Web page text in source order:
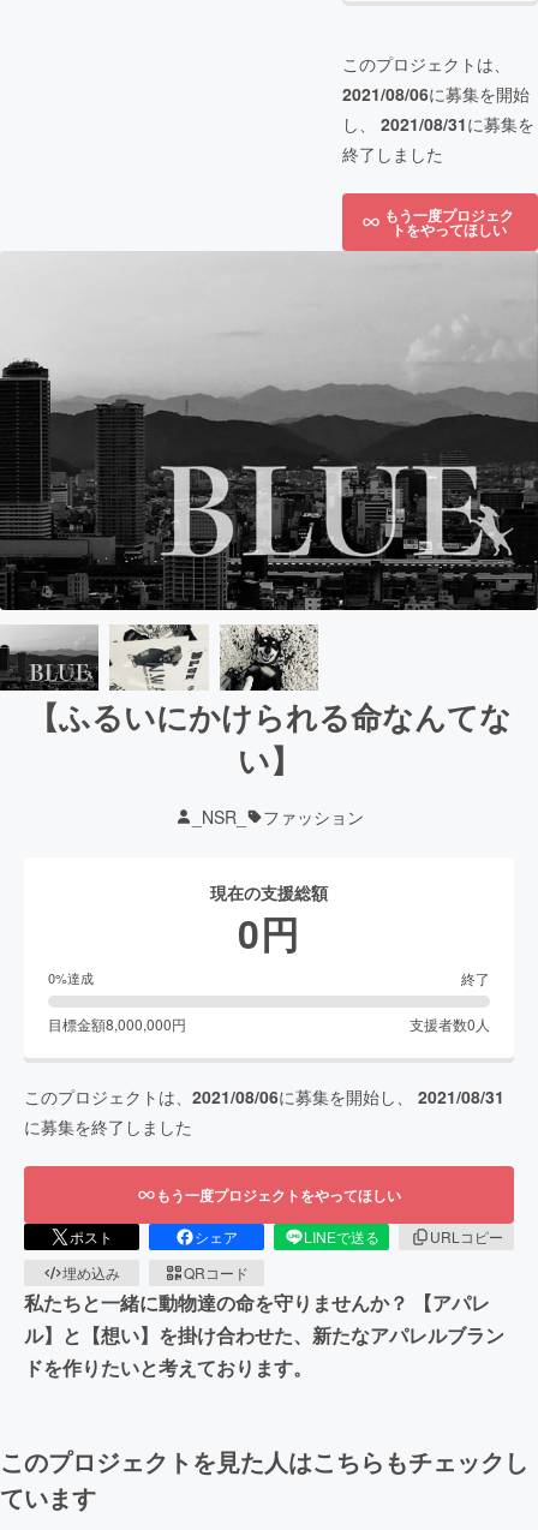
このプロジェクトは、
2021/08/06に募集を開始
し、 2021/08/31に募集を
終了しました
もう一度プロジェク
トをやってほしい
【ふるいにかけられる命なんてな
い】
_NSR_ ファッション
現在の支援総額
0円
0%達成 終了
目標金額8,000,000円 支援者数0 人
このプロジェクトは、 2021/08/06に募集を開始し、 2021/08/31
に募集を終了しました
もう一度プロジェクトをやってほしい
ポスト シェア LINEで送る
URLコピー
埋め込み
QRコード
私たちと一緒に動物達の命を守りませんか？ 【アパレ
ル】と【想い】を掛け合わせた、新たなアパレルブラン
ドを作りたいと考えております。
このプロジェクトを見た人はこちらもチェックし
ています